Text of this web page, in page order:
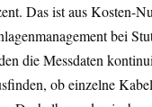
Das ist aus Kosten-
bei
die Messdaten
ob einzelne